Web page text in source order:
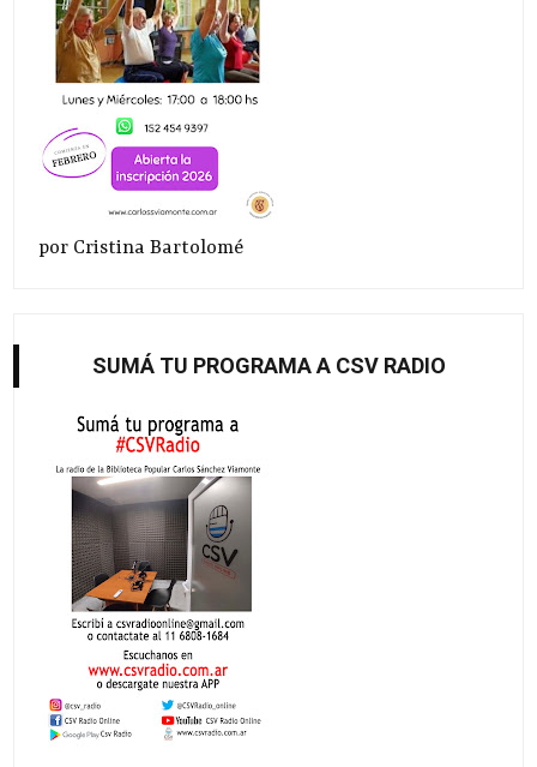
por Cristina Bartolomé
SUMÁ TU PROGRAMA A CSV RADIO